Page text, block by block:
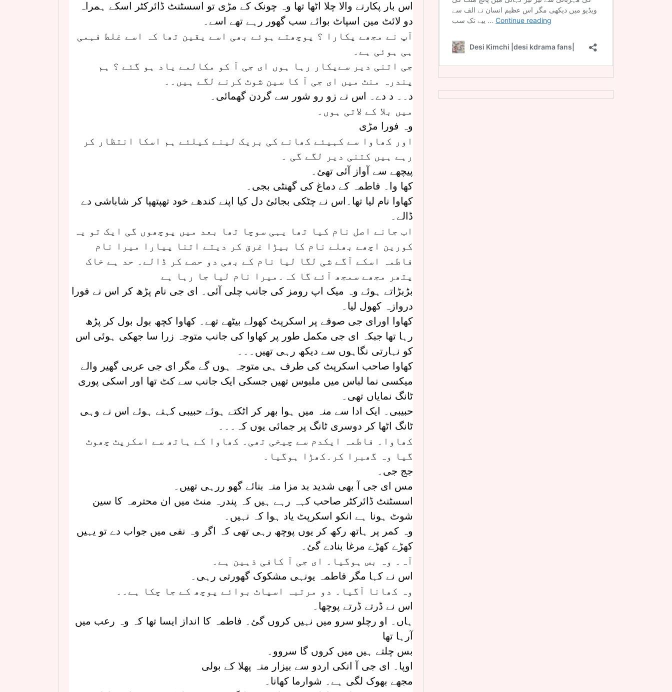
اس بار پکارنے والا چلا اٹھا تھا وہ چونک کے مڑی تو اسسٹنٹ ڈائرکٹر اسکے ہمراہ
دو لائٹ مین اسپاٹ بوائے سب گھور رہے تھے اسے۔
آپ نے مجھے پکارا ؟ پوچھتے ہوئے بھی اسے یقین تھا کہ اسے غلط فہمی
ہی ہوئی ہے۔
جی اتنی دیر سےپکار رہا ہوں ای جی آ کو مکالمے یاد ہو گئے ؟ ہم
پندرہ منٹ میں ای جی آ کا سین شوٹ کرنے لگے ہیں۔۔
د۔۔ د دے۔ اس نے زو رو شور سے گردن گھمائی۔
میں بلا کے لاتی ہوں۔
وہ فورا مڑی
اور کھاوا سے کہیئے کھانے کی بریک لینے کیلئے ہم اسکا انتظار کر
رہے ہیں کتنی دیر لگے گی ۔
پیچھے سے آواز آئی تھئ۔
کھا وا۔ فاطمہ کے دماغ کی گھنٹی بجی۔
کھاوا نام لیا تھا۔اس نے چٹکی بجائئ دل کیا اپنے کندھے خود تھپتھپا کر شاباشی دے
ڈالے۔
اب جانے اصل نام کیا تھا یہی سوچا تھا بعد میں پوچھوں گی ایک تو یہ
کورین اچھے بھلے نام کا بیڑا غرق کر دیتے اتنا پیارا میرا نام
فاطمہ اسکے آگے شی لگا لیا نام کے بھی دو حصے کر ڈالے۔ حد ہے خاک
پتھر مجھے سمجھ آئے گا کہ۔میرا نام لیا جا رہا ہے
بڑبڑاتے ہوئے وہ میک اپ رومز کی جانب چلی آئی۔ ای جی نام پڑھ کر اس نے فورا
دروازہ کھول لیا۔
کھاوا اورای جی صوفے پر اسکرپٹ کھولے بیٹھے تھے۔ کھاوا کچھ بول بول کر پڑھ
رہا تھا جبکہ ای جی مکمل طور پر کھاوا کی جانب متوجہ زرا سا جھکی ہوئی اس
کو نہارتی نگاہوں سے دیکھ رہی تھیں۔۔۔
کھاوا صاحب اسکرپٹ کی طرف ہی متوجہ ہوں گے مگر ای جی عربی گھیر والے
میکسی نما لباس میں ملبوس تھیں جسکی ایک جانب سے کٹ تھا اور اسکی پوری
ٹانگ نمایاں تھی۔
حبیبی۔ ایک ادا سے منہ میں ہوا بھر کر اٹکتے ہوئے حبیبی کہتے ہوئے اس نے وہی
ٹانگ اٹھا کر دوسری ٹانگ پر جمائی یوں کہ۔۔۔
کھاوا۔ فاطمہ ایکدم سے چیخی تھی۔ کھاوا کے ہاتھ سے اسکرپٹ چھوٹ
گیا وہ گھبرا کر۔کھڑا ہوگیا۔
جج جی۔
مس ای جی آ بھی شدید بد مزا منہ بنائے گھو ررہی تھیں۔
اسسٹنٹ ڈائرکٹر صاحب کہہ رہے ہیں کہ پندرہ منٹ میں ان محترمہ کا سین
شوٹ ہونا ہے انکو اسکرپٹ یاد ہوا کہ نہیں۔
وہ کمر پر ہاتھ رکھ کر یوں پوچھ رہی تھی کہ اگر وہ نفی میں جواب دے تو یہیں
کھڑے کھڑے مرغا بنادے گئ۔
آہ۔ وہ بس ہوگیا۔ ای جی آ کافی ذہین ہے۔
اس نے کہا مگر فاطمہ یونہی مشکوک گھورتی رہی۔
وہ کھانا آگیا۔ دو مرتبہ اسپاٹ بوائے پوچھ کے جا چکا ہے۔۔
اس نے ڈرتے ڈرتے پوچھا۔
ہاں۔ او رچلو سرو میں نہیں کروں گئ۔ فاطمہ کا انداز ایسا تھا کہ وہ رعب میں
آرہا تھا
بس چلتے ہیں میں کروں گا سروو۔
اوپا۔ ای جی آ انکی اردو سے بیزار منہ پھلا کے بولی
مجھے بھوک لگی ہے۔ شوارما کھانا۔